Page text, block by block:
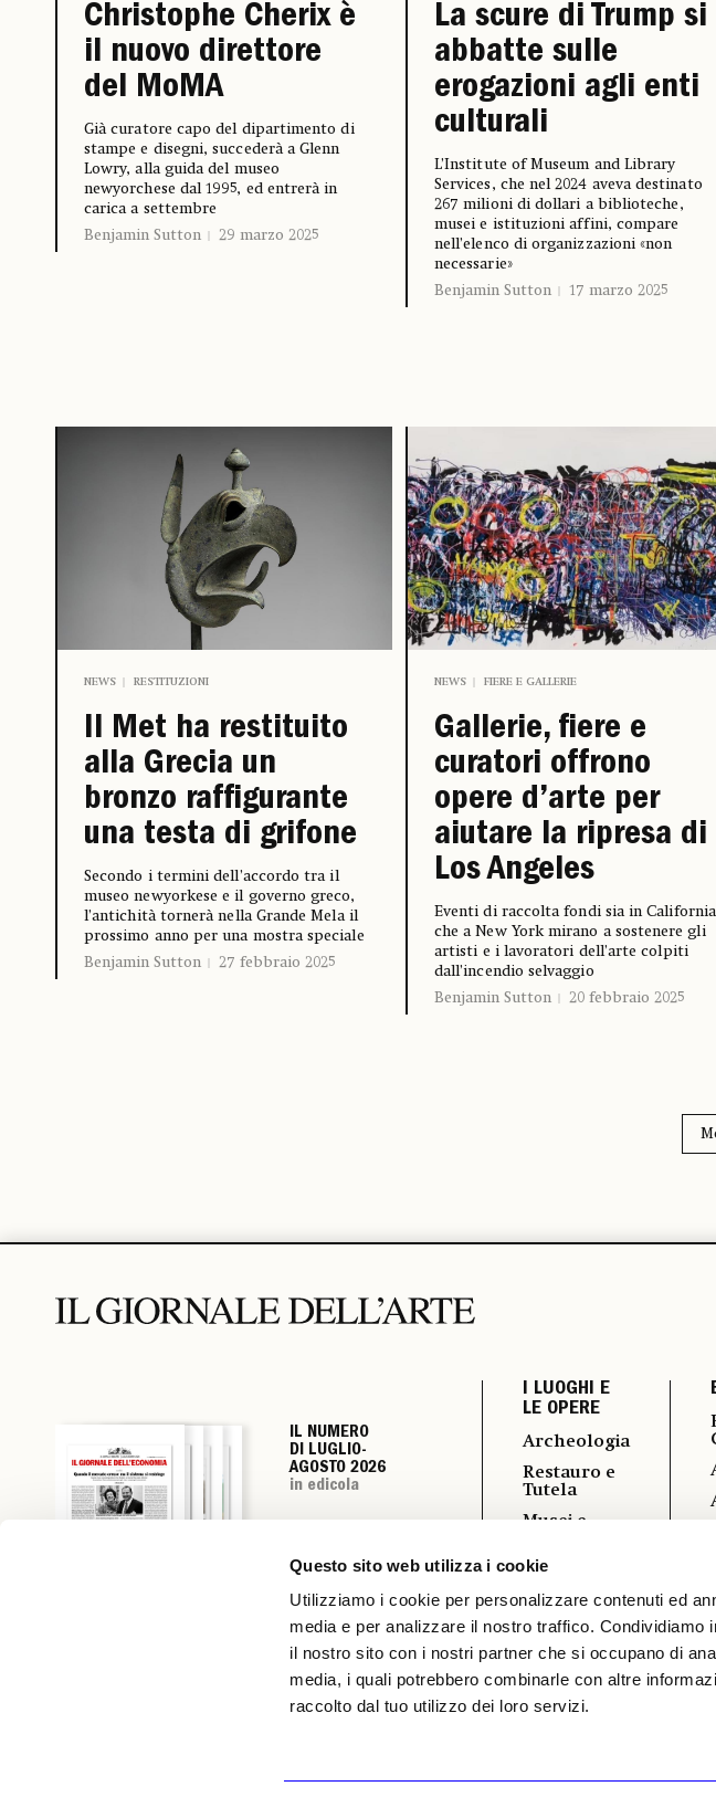
Questo sito web utilizza i cookie
Utilizziamo i cookie per personalizzare contenuti ed
media e per analizzare il nostro traffico.
il nostro sito con i nostri partner che si occupano di
media, i quali potrebbero combinarle con altre
raccolto dal tuo utilizzo dei loro servizi.
Christophe Cherix è
il nuovo direttore
del MoMA
Già curatore capo del dipartimento di
stampe e disegni, succederà a Glenn
Lowry, alla guida del museo
newyorchese dal 1995, ed entrerà in
carica a settembre
Benjamin Sutton
29 marzo 2025
La scure di Trump si
abbatte sulle
erogazioni agli enti
culturali
L’Institute of Museum and Library
Services, che nel 2024 aveva destinato
267 milioni di dollari a biblioteche,
musei e istituzioni affini, compare
nell’elenco di organizzazioni «non
necessarie»
Benjamin Sutton
17 marzo 2025
NEWS RESTITUZIONI
Il Met ha restituito
alla Grecia un
bronzo raffigurante
una testa di grifone
Secondo i termini dell’accordo tra il
museo newyorkese e il governo greco,
l’antichità tornerà nella Grande Mela il
prossimo anno per una mostra speciale
Benjamin Sutton
27 febbraio 2025
NEWS FIERE E GALLERIE
Gallerie, fiere e
curatori offrono
opere d’arte per
aiutare la ripresa di
Los Angeles
Eventi di raccolta fondi sia in California
che a New York mirano a sostenere gli
artisti e i lavoratori dell’arte colpiti
dall’incendio selvaggio
Benjamin Sutton
20 febbraio 2025
IL NUMERO
DI LUGLIO-
AGOSTO 2026
in edicola
IL NUMERO
DI LUGLIO-
AGOSTO 2026
in edicola
IL NUMERO
DI LUGLIO-
AGOSTO 2026
in edicola
IL NUMERO
DI LUGLIO-
AGOSTO 2026
in edicola
I LUOGHI E
LE OPERE
Archeologia
Restauro e
Tutela
Musei e
Turismo
© 1983-2026 SOCIETÀ EDITRICE ALLEMANDI A R.L. | Piazza Emanuele Filiberto, 13 10122 Torino | TEL. +39.011.819.9111 | P.IVA